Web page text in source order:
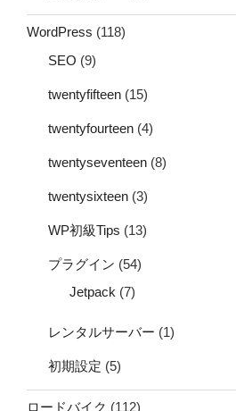
WordPress (118)
SEO (9)
twentyfifteen (15)
twentyfourteen (4)
twentyseventeen (8)
twentysixteen (3)
WP初級Tips (13)
プラグイン (54)
Jetpack (7)
レンタルサーバー (1)
初期設定 (5)
ロードバイク (112)